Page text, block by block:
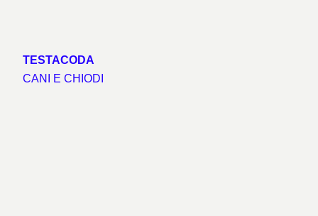
TESTACODA
CANI E CHIODI